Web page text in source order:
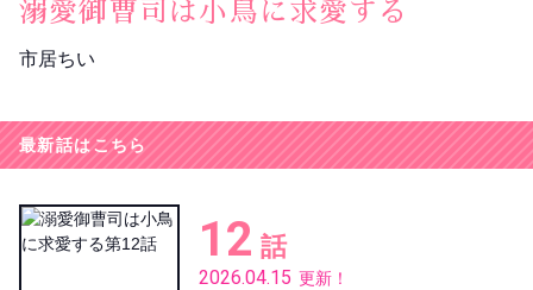
溺愛御曹司は小鳥に求愛する
市居ちい
最新話はこちら
12 話
2026.04.15 更新！